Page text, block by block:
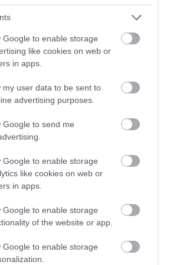
Google to enable storage
like cookies on web or
in apps.
my user data to be sent to
advertising purposes.
Google to send me
Google to enable storage
like cookies on web or
in apps.
Google to enable storage
of the website or app.
Google to enable storage
chia puding: